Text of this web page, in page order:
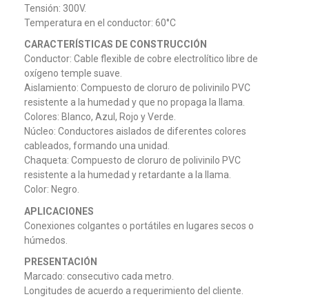
Tensión: 300V.
Temperatura en el conductor: 60°C
CARACTERÍSTICAS DE CONSTRUCCIÓN
Conductor: Cable flexible de cobre electrolítico libre de
oxígeno temple suave.
Aislamiento: Compuesto de cloruro de polivinilo PVC
resistente a la humedad y que no propaga la llama.
Colores: Blanco, Azul, Rojo y Verde.
Núcleo: Conductores aislados de diferentes colores
cableados, formando una unidad.
Chaqueta: Compuesto de cloruro de polivinilo PVC
resistente a la humedad y retardante a la llama.
Color: Negro.
APLICACIONES
Conexiones colgantes o portátiles en lugares secos o
húmedos.
PRESENTACIÓN
Marcado: consecutivo cada metro.
Longitudes de acuerdo a requerimiento del cliente.